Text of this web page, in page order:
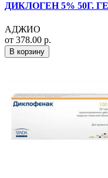
ДИКЛОГЕН 5% 50Г.
АДЖИО
от 378.00 р.
В корзину